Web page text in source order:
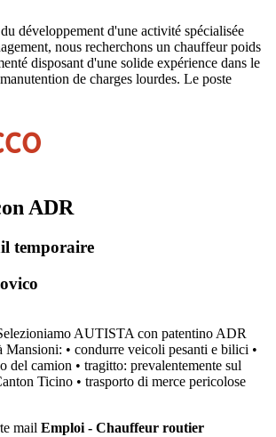
développement d'une activité spécialisée
nous recherchons un chauffeur poids
disposant d'une solide expérience dans le
de charges lourdes. Le poste
ADR
temporaire
AUTISTA con patentino ADR
Mansioni: • condurre veicoli pesanti e bilici •
del camion • tragitto: prevalentemente sul
Ticino • trasporto di merce pericolose
mail Emploi - Chauffeur routier